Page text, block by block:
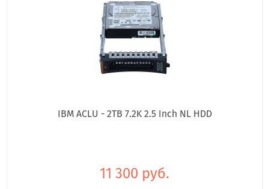
IBM ACLU - 2TB 7.2K 2.5 Inch NL HDD
11 300 руб.